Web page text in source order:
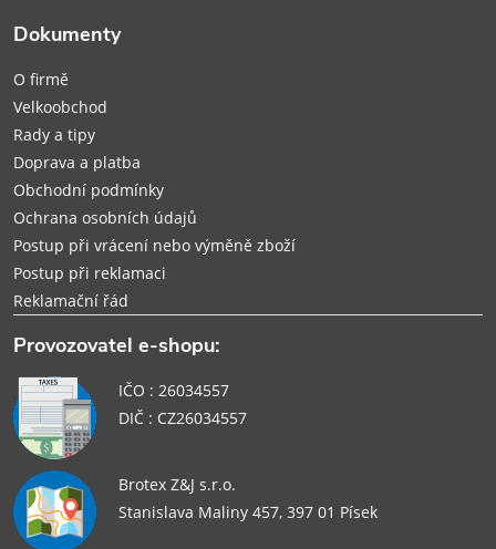
Dokumenty
O firmě
Velkoobchod
Rady a tipy
Doprava a platba
Obchodní podmínky
Ochrana osobních údajů
Postup při vrácení nebo výměně zboží
Postup při reklamaci
Reklamační řád
Provozovatel e-shopu:
IČO : 26034557
DIČ : CZ26034557
Brotex Z&J s.r.o.
Stanislava Maliny 457, 397 01 Písek